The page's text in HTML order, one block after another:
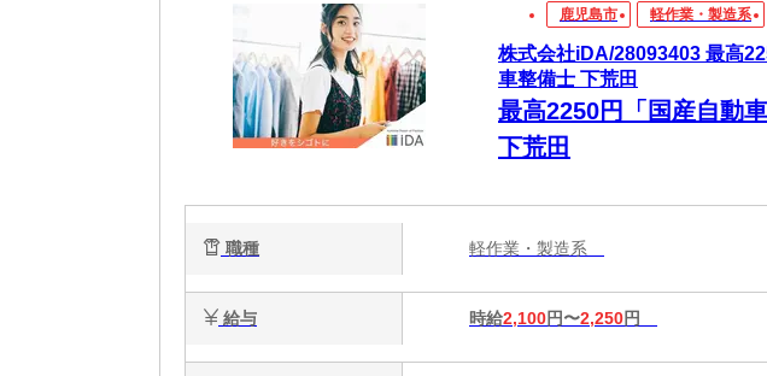
鹿児島市 軽作業・製造系
株式会社iDA/28093403 最高
車整備士 下荒田
最高2250円「国産自動
下荒田
職種 軽作業・製造系
給与 時給2,100円〜2,250円